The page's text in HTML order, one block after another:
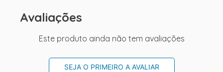
Avaliações
Este produto ainda não tem avaliações
SEJA O PRIMEIRO A AVALIAR